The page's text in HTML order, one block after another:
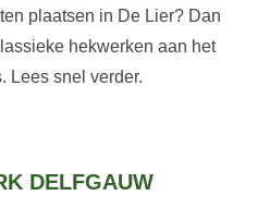
plaatsen in De Lier? Dan
hekwerken aan het
Lees snel verder.
DELFGAUW